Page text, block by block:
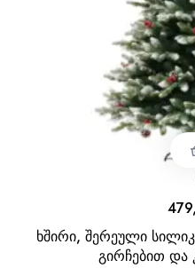
ხშირი, შერეული
გირჩებით და